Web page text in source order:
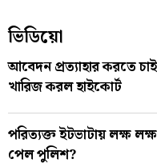
ভিডিয়ো
আবেদন প্রত্যাহার করতে
খারিজ করল হাইকোর্ট
পরিত্যক্ত ইটভাটায় লক্ষ
পেল পুলিশ?